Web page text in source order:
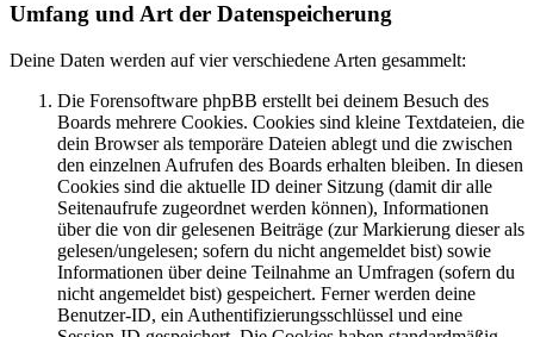
Umfang und Art der Datenspeicherung
Deine Daten werden auf vier verschiedene Arten gesammelt:
Die Forensoftware phpBB erstellt bei deinem Besuch des
Boards mehrere Cookies. Cookies sind kleine Textdateien, die
dein Browser als temporäre Dateien ablegt und die zwischen
den einzelnen Aufrufen des Boards erhalten bleiben. In diesen
Cookies sind die aktuelle ID deiner Sitzung (damit dir alle
Seitenaufrufe zugeordnet werden können), Informationen
über die von dir gelesenen Beiträge (zur Markierung dieser als
gelesen/ungelesen; sofern du nicht angemeldet bist) sowie
Informationen über deine Teilnahme an Umfragen (sofern du
nicht angemeldet bist) gespeichert. Ferner werden deine
Benutzer-ID, ein Authentifizierungsschlüssel und eine